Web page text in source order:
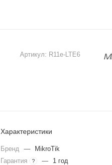
Артикул: R11e-LTE6
Характеристики
Бренд —
MikroTik
Гарантия
? —
1 год